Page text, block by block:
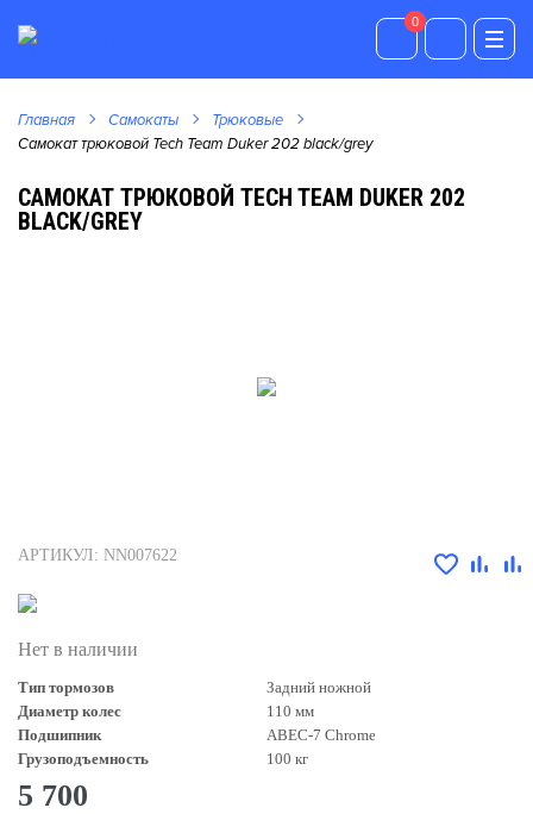
0
0
Главная Самокаты
Трюковые
Самокат трюковой Tech Team Duker 202 black/grey
САМОКАТ ТРЮКОВОЙ TECH TEAM DUKER 202
BLACK/GREY
АРТИКУЛ: NN007622
Нет в наличии
Тип тормозов
Задний ножной
Диаметр колес
110 мм
Подшипник
ABEC-7 Chrome
Грузоподъемность
100 кг
5 700